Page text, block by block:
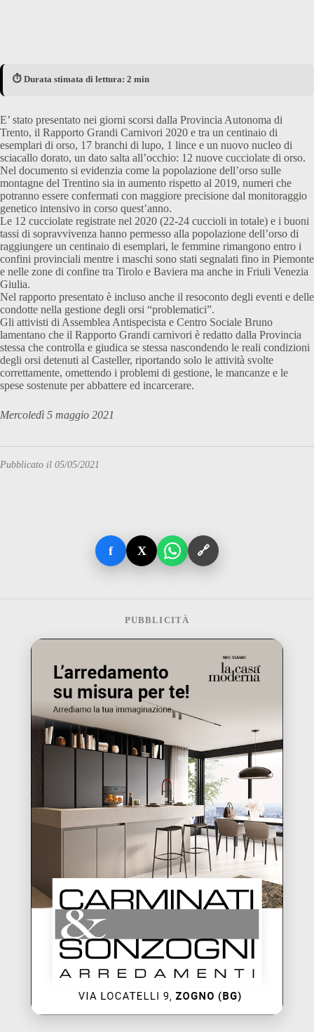
⏱️ Durata stimata di lettura: 2 min
E’ stato presentato nei giorni scorsi dalla Provincia Autonoma di
Trento, il Rapporto Grandi Carnivori 2020 e tra un centinaio di
esemplari di orso, 17 branchi di lupo, 1 lince e un nuovo nucleo di
sciacallo dorato, un dato salta all’occhio: 12 nuove cucciolate di orso.
Nel documento si evidenzia come la popolazione dell’orso sulle
montagne del Trentino sia in aumento rispetto al 2019, numeri che
potranno essere confermati con maggiore precisione dal monitoraggio
genetico intensivo in corso quest’anno.
Le 12 cucciolate registrate nel 2020 (22-24 cuccioli in totale) e i buoni
tassi di sopravvivenza hanno permesso alla popolazione dell’orso di
raggiungere un centinaio di esemplari, le femmine rimangono entro i
confini provinciali mentre i maschi sono stati segnalati fino in Piemonte
e nelle zone di confine tra Tirolo e Baviera ma anche in Friuli Venezia
Giulia.
Nel rapporto presentato è incluso anche il resoconto degli eventi e delle
condotte nella gestione degli orsi “problematici”.
Gli attivisti di Assemblea Antispecista e Centro Sociale Bruno
lamentano che il Rapporto Grandi carnivori è redatto dalla Provincia
stessa che controlla e giudica se stessa nascondendo le reali condizioni
degli orsi detenuti al Casteller, riportando solo le attività svolte
correttamente, omettendo i problemi di gestione, le mancanze e le
spese sostenute per abbattere ed incarcerare.
Mercoledì 5 maggio 2021
Pubblicato il 05/05/2021
f X 🔗
PUBBLICITÀ